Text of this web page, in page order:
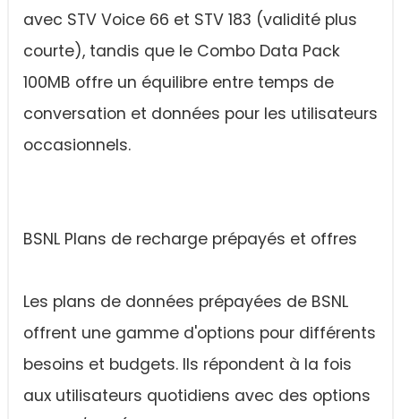
avec STV Voice 66 et STV 183 (validité plus
courte), tandis que le Combo Data Pack
100MB offre un équilibre entre temps de
conversation et données pour les utilisateurs
occasionnels.
BSNL Plans de recharge prépayés et offres
Les plans de données prépayées de BSNL
offrent une gamme d'options pour différents
besoins et budgets. Ils répondent à la fois
aux utilisateurs quotidiens avec des options